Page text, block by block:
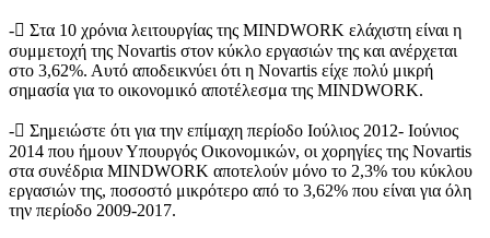
- Στα 10 χρόνια λειτουργίας της MINDWORK ελάχιστη είναι η
συμμετοχή της Novartis στον κύκλο εργασιών της και ανέρχεται
στο 3,62%. Αυτό αποδεικνύει ότι η Novartis είχε πολύ μικρή
σημασία για το οικονομικό αποτέλεσμα της MINDWORK.
- Σημειώστε ότι για την επίμαχη περίοδο Ιούλιος 2012- Ιούνιος
2014 που ήμουν Υπουργός Οικονομικών, οι χορηγίες της Novartis
στα συνέδρια MINDWORK αποτελούν μόνο το 2,3% του κύκλου
εργασιών της, ποσοστό μικρότερο από το 3,62% που είναι για όλη
την περίοδο 2009-2017.